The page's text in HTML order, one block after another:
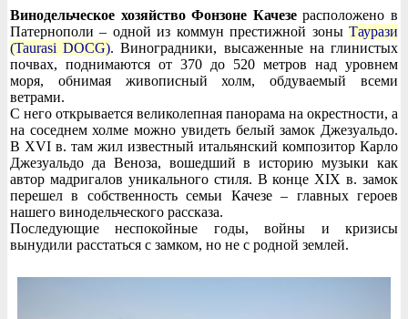
Винодельческое хозяйство Фонзоне Качезерасположено в
Патернополи – одной из коммун престижной зоны Таурази
(Taurasi DOCG). Виноградники, высаженные на глинистых
почвах, поднимаются от 370 до 520 метров над уровнем
моря, обнимая живописный холм, обдуваемый всеми
ветрами.
С него открывается великолепная панорама на окрестности, а
на соседнем холме можно увидеть белый замок Джезуальдо.
В XVI в. там жил известный итальянский композитор Карло
Джезуальдо да Веноза, вошедший в историю музыки как
автор мадригалов уникального стиля. В конце XIX в. замок
перешел в собственность семьи Качезе – главных героев
нашего винодельческого рассказа.
Последующие неспокойные годы, войны и кризисы
вынудили расстаться с замком, но не с родной землей.